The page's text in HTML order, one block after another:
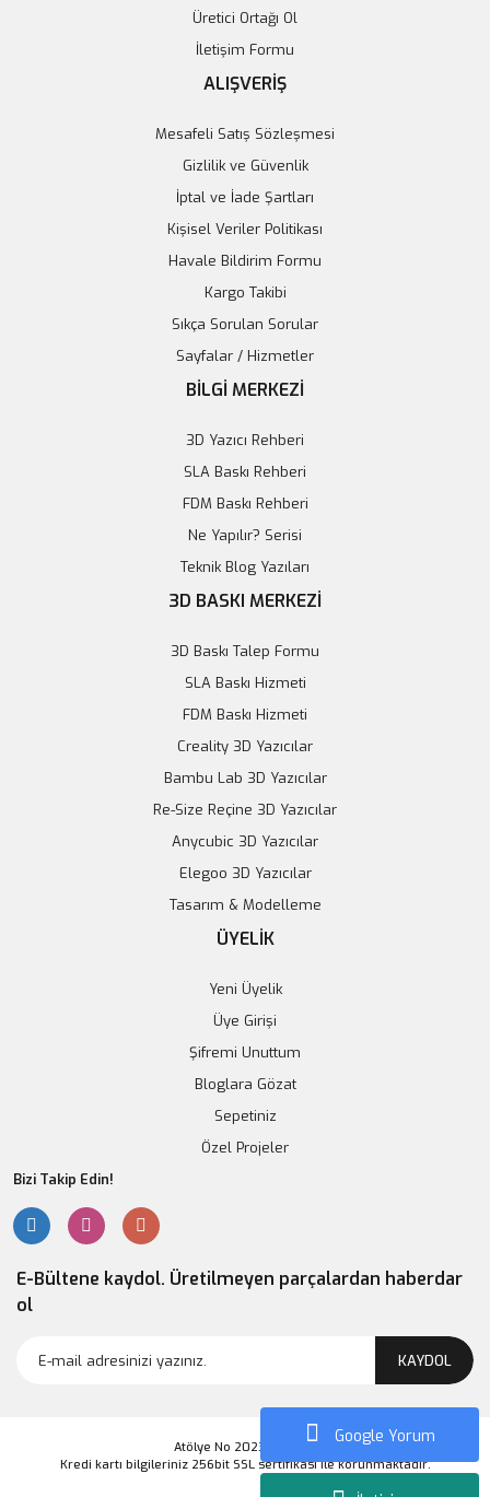
Arduino Nano Klon - USB Kablo Hediyeli - (USB Chip CH340)
Sepete Ekle
Arduino Nano CNC Shield V4
1.655,56 TL
Sepete Ekle
Arduino Mega 2560 R3 Klon (USB Kablo Dahil)
Sepete Ekle
Üretici Ortağı Ol
İletişim Formu
ALIŞVERİŞ
Mesafeli Satış Sözleşmesi
Gizlilik ve Güvenlik
İptal ve İade Şartları
Kişisel Veriler Politikası
Havale Bildirim Formu
Kargo Takibi
Sıkça Sorulan Sorular
Sayfalar / Hizmetler
BİLGİ MERKEZİ
3D Yazıcı Rehberi
SLA Baskı Rehberi
FDM Baskı Rehberi
Ne Yapılır? Serisi
Teknik Blog Yazıları
3D BASKI MERKEZİ
3D Baskı Talep Formu
SLA Baskı Hizmeti
FDM Baskı Hizmeti
Creality 3D Yazıcılar
Bambu Lab 3D Yazıcılar
Re-Size Reçine 3D Yazıcılar
Anycubic 3D Yazıcılar
Elegoo 3D Yazıcılar
Tasarım & Modelleme
ÜYELİK
Yeni Üyelik
Üye Girişi
Şifremi Unuttum
Bloglara Gözat
Sepetiniz
Özel Projeler
Bizi Takip Edin!
E-Bültene kaydol. Üretilmeyen parçalardan haberdar
ol
KAYDOL
Atölye No 2023 Markası
Kredi kartı bilgileriniz 256bit SSL sertifikası ile korunmaktadır.
Google Yorum